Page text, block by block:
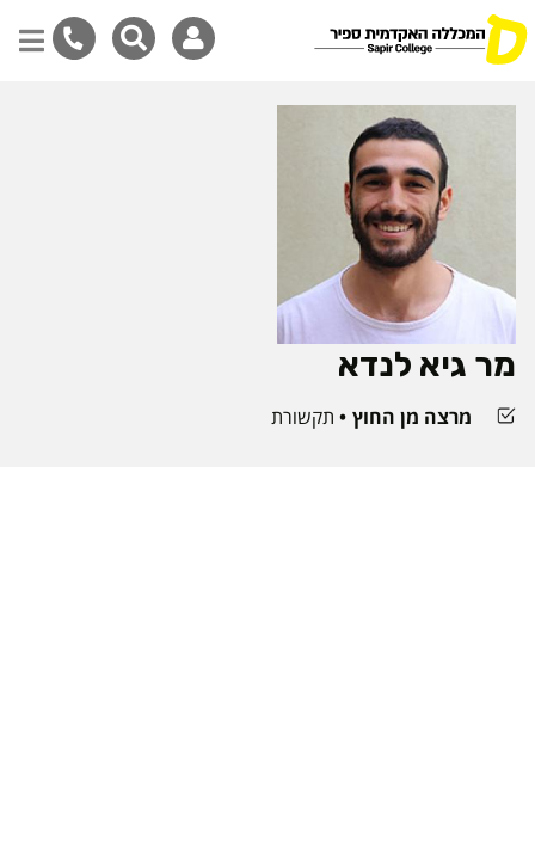
מר גיא לנדא
מרצה מן החוץ תקשורת